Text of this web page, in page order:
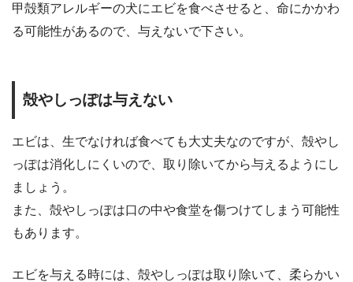
甲殻類アレルギーの犬にエビを食べさせると、命にかかわ
る可能性があるので、与えないで下さい。
殻やしっぽは与えない
エビは、生でなければ食べても大丈夫なのですが、殻やし
っぽは消化しにくいので、取り除いてから与えるようにし
ましょう。
また、殻やしっぽは口の中や食堂を傷つけてしまう可能性
もあります。
エビを与える時には、殻やしっぽは取り除いて、柔らかい